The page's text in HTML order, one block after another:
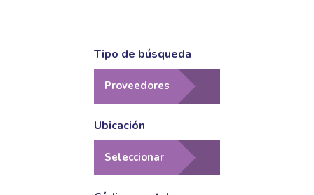
tipo de búsqueda
ubicación